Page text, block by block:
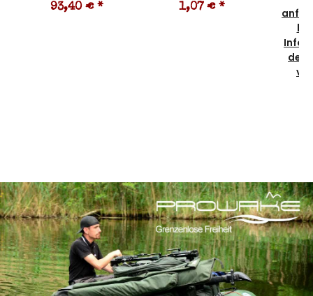
93,40 € * 1,07 € *
der